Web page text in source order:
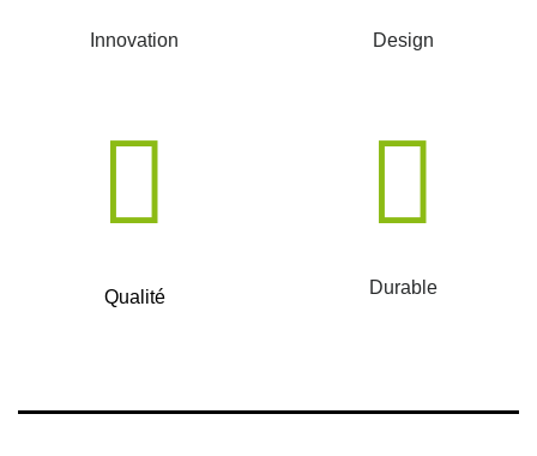
Innovation Design
Qualité Durable